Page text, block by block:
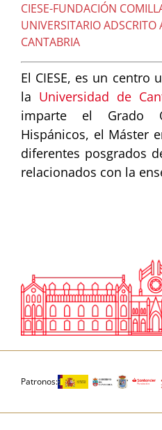
CIESE-FUNDACIÓN
UNIVERSITARIO ADSCRITO
CANTABRIA
El CIESE, es un centro
la Universidad de
imparte el Grado
Hispánicos, el Máster
diferentes posgrados
relacionados con la
Patronos: